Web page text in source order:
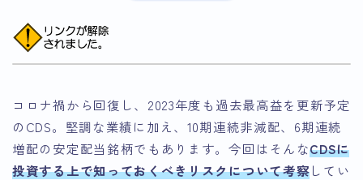
コロナ禍から回復し、2023年度も過去最高益を更新予定
のCDS。堅調な業績に加え、10期連続非減配、6期連続
増配の安定配当銘柄でもあります。今回はそんなCDSに
投資する上で知っておくべきリスクについて考察してい